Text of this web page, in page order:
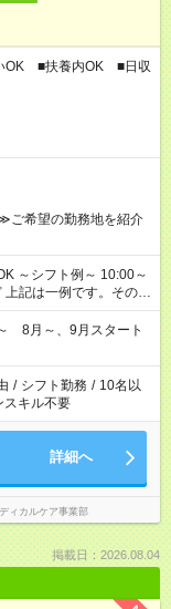
OK ■扶養内OK ■日収
ご希望の勤務地を紹介
～
です。
8月～、9月スタート
/ シフト勤務 / 10名以
スキル不要
詳細へ
ィカルケア事業部
掲載日：2026.08.04